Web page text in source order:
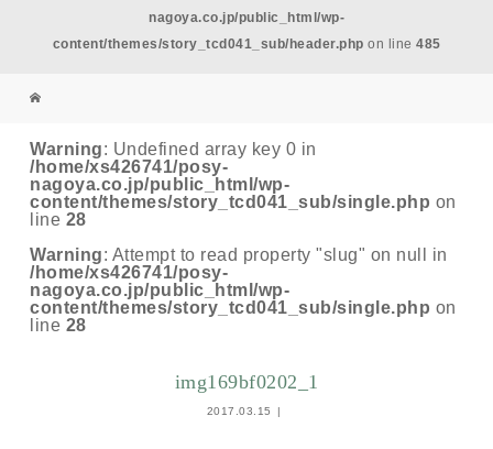
nagoya.co.jp/public_html/wp-
content/themes/story_tcd041_sub/header.php on line 485
Warning: Undefined array key 0 in
/home/xs426741/posy-
nagoya.co.jp/public_html/wp-
content/themes/story_tcd041_sub/single.php on
line 28
Warning: Attempt to read property "slug" on null in
/home/xs426741/posy-
nagoya.co.jp/public_html/wp-
content/themes/story_tcd041_sub/single.php on
line 28
img169bf0202_1
2017.03.15